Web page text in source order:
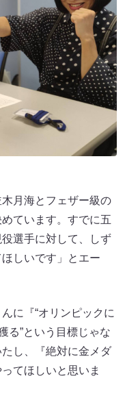
月海とフェザー級の
ています。すでに五
選手に対して、しず
しいです」とエー
に『“オリンピックに
る”という目標じゃな
し、『絶対に金メダ
てほしいと思いま